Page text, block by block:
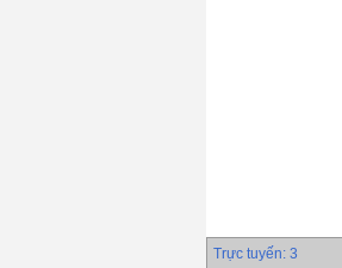
Trực tuyến: 3